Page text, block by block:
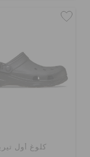
كلوغ أول